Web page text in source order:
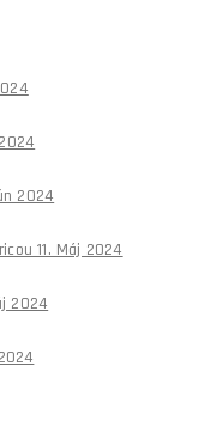
2024
11. Máj 2024
2024